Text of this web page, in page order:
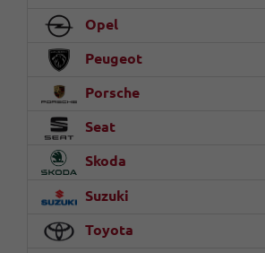
Opel
Peugeot
Porsche
Seat
Skoda
Suzuki
Toyota